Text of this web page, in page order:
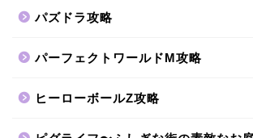
パズドラ攻略
パーフェクトワールドM攻略
ヒーローボールZ攻略